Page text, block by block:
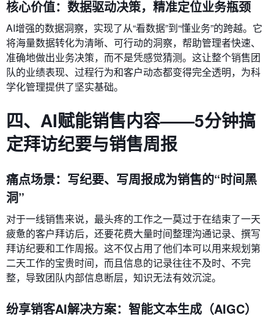
核心价值：数据驱动决策，精准定位业务瓶颈
AI增强的数据洞察，实现了从“看数据”到“懂业务”的跨越。它
将海量数据转化为清晰、可行动的洞察，帮助管理者快速、
准确地做出业务决策，而不是凭感觉猜测。这让整个销售团
队的业绩表现、过程行为和客户动态都变得完全透明，为科
学化管理提供了坚实基础。
四、AI赋能销售内容——5分钟搞
定拜访纪要与销售周报
痛点场景：写纪要、写周报成为销售的“时间黑
洞”
对于一线销售来说，最头疼的工作之一莫过于在结束了一天
疲惫的客户拜访后，还要花费大量时间整理沟通记录、撰写
拜访纪要和工作周报。这不仅占用了他们本可以用来规划第
二天工作的宝贵时间，而且信息的记录往往不及时、不完
整，导致团队内部信息断层，知识无法有效沉淀。
纷享销客AI解决方案：智能文本生成（AIGC）